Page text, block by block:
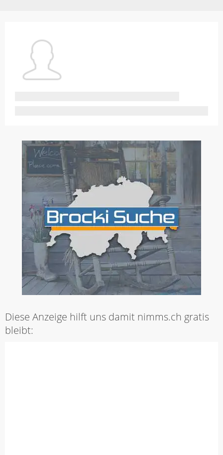
Diese Anzeige hilft uns damit nimms.ch gratis
bleibt: